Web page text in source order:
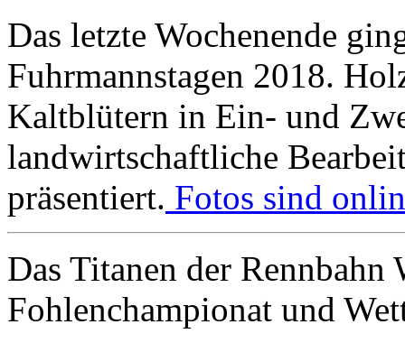
Das letzte Wochenende
Fuhrmannstagen 2018.
Kaltblütern in Ein- und
landwirtschaftliche
präsentiert. Fotos sind
Das Titanen der
Fohlenchampionat und